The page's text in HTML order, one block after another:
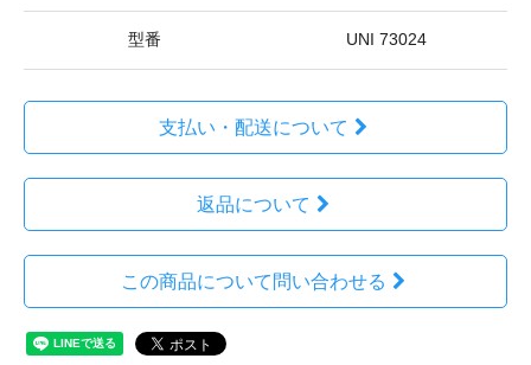
型番 UNI 73024
支払い・配送について
返品について
この商品について問い合わせる